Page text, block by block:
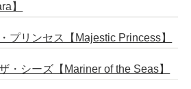
】
プリンセス【Majestic Princess】
・シーズ【Mariner of the Seas】